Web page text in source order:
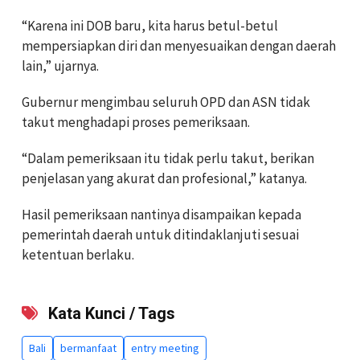
“Karena ini DOB baru, kita harus betul-betul
mempersiapkan diri dan menyesuaikan dengan daerah
lain,” ujarnya.
Gubernur mengimbau seluruh OPD dan ASN tidak
takut menghadapi proses pemeriksaan.
“Dalam pemeriksaan itu tidak perlu takut, berikan
penjelasan yang akurat dan profesional,” katanya.
Hasil pemeriksaan nantinya disampaikan kepada
pemerintah daerah untuk ditindaklanjuti sesuai
ketentuan berlaku.
Kata Kunci / Tags
Bali bermanfaat entry meeting